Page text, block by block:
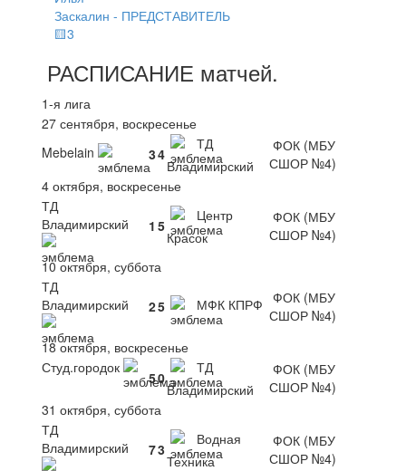
Заскалин - ПРЕДСТАВИТЕЛЬ
🟨3
РАСПИСАНИЕ матчей.
1-я лига
27 сентября, воскресенье
Mebelain
34
ТД
Владимирский
ФОК (МБУ
СШОР №4)
4 октября, воскресенье
ТД
Владимирский
1 5
Центр
Красок
ФОК (МБУ
СШОР №4)
10 октября, суббота
ТД
Владимирский
25 МФК КПРФ ФОК (МБУ
СШОР №4)
18 октября, воскресенье
Студ.городок
50
ТД
Владимирский
ФОК (МБУ
СШОР №4)
31 октября, суббота
ТД
Владимирский
73
Водная
Техника
ФОК (МБУ
СШОР №4)